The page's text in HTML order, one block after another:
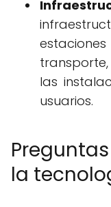
las
usuarios.
la